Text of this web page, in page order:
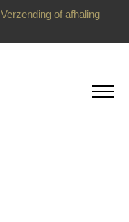
Verzending of afhaling